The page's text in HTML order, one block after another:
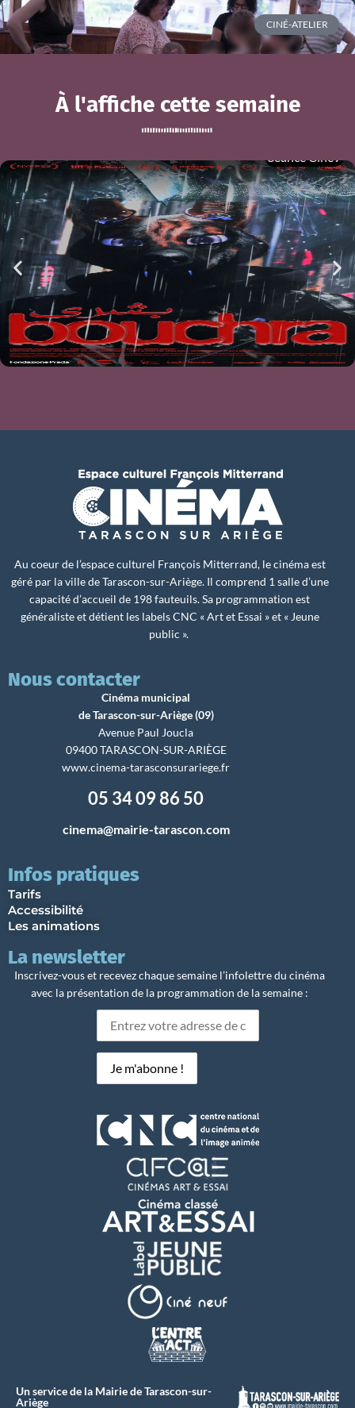
CINÉ-ATELIER
Ciné-atelier du mois de mai
À l'affiche cette semaine
Séance Ciné9
BOUCHRA
mer 05/08
21h00
Au coeur de l’espace culturel François Mitterrand, le cinéma est
géré par la ville de Tarascon-sur-Ariège. Il comprend 1 salle d’une
capacité d’accueil de 198 fauteuils. Sa programmation est
généraliste et détient les labels CNC « Art et Essai » et « Jeune
public ».
Nous contacter
Cinéma municipal
de Tarascon-sur-Ariège (09)
Avenue Paul Joucla
09400 TARASCON-SUR-ARIÈGE
www.cinema-tarasconsurariege.fr
05 34 09 86 50
cinema@mairie-tarascon.com
Infos pratiques
Tarifs
Accessibilité
Les animations
La newsletter
Inscrivez-vous et recevez chaque semaine l’infolettre du cinéma
avec la présentation de la programmation de la semaine :
Un service de la Mairie de Tarascon-sur-
Ariège